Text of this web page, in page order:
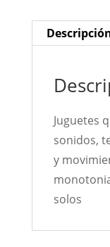
Juguetes
sonidos,
y
solos